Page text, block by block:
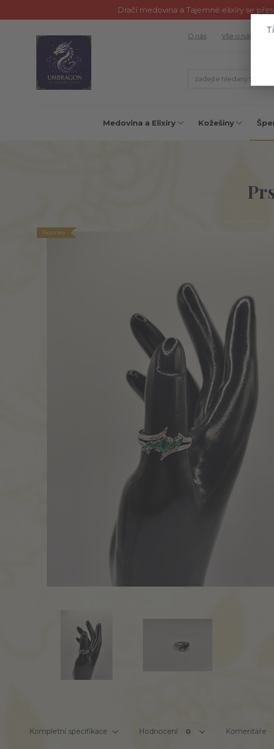
Dračí medovina a Tajemné elixíry se
O nás Vše o nákupu
Medovina a Elixíry Kožešiny
Novinka
Kompletní specifikace Hodnocení 0 Komentáře